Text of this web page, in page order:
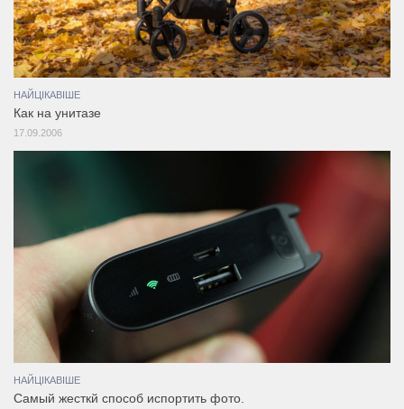
НАЙЦІКАВІШЕ
Как на унитазе
17.09.2006
НАЙЦІКАВІШЕ
Самый жесткй способ испортить фото.